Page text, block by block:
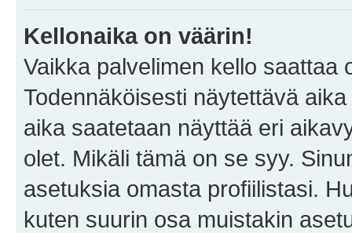
Kellonaika on väärin!
Vaikka palvelimen kello saattaa
Todennäköisesti näytettävä
aika saatetaan näyttää eri
olet. Mikäli tämä on se syy.
asetuksia omasta profiilistasi.
kuten suurin osa muistakin